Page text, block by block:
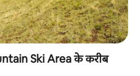
Ski Area के करीब